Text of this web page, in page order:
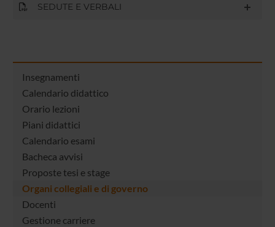
SEDUTE E VERBALI
Insegnamenti
Calendario didattico
Orario lezioni
Piani didattici
Calendario esami
Bacheca avvisi
Proposte tesi e stage
Organi collegiali e di governo
Docenti
Gestione carriere